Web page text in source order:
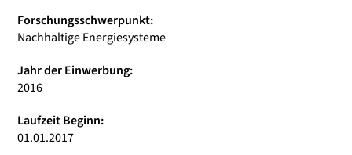
Forschungsschwerpunkt:
Nachhaltige Energiesysteme
Jahr der Einwerbung:
2016
Laufzeit Beginn:
01.01.2017